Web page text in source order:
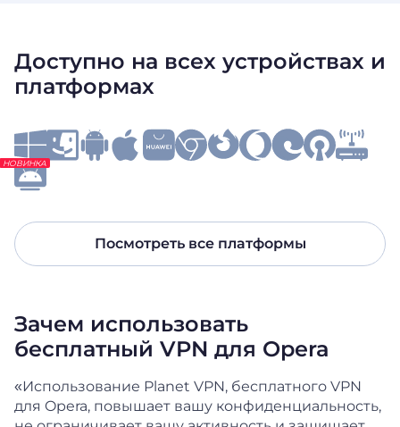
Доступно на всех устройствах и
платформах
НОВИНКА
Посмотреть все платформы
Зачем использовать
бесплатный VPN для Opera
«Использование Planet VPN, бесплатного VPN
для Opera, повышает вашу конфиденциальность,